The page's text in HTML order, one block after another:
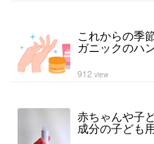
これからの季
ガニックのハ
912 view
赤ちゃんや子
成分の子ども